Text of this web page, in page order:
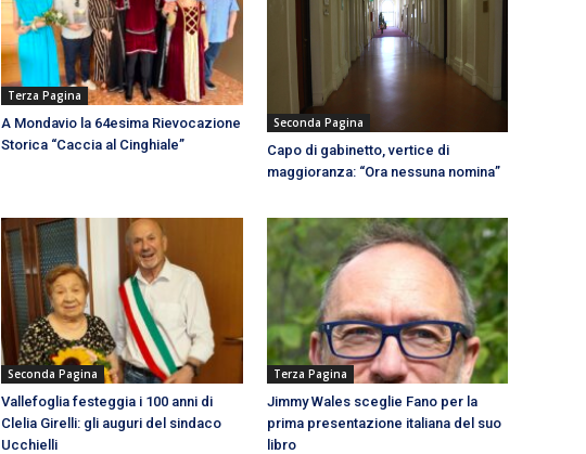
Terza Pagina
A Mondavio la 64esima Rievocazione
Storica “Caccia al Cinghiale”
Seconda Pagina
Capo di gabinetto, vertice di
maggioranza: “Ora nessuna nomina”
Seconda Pagina
Vallefoglia festeggia i 100 anni di
Clelia Girelli: gli auguri del sindaco
Ucchielli
Terza Pagina
Jimmy Wales sceglie Fano per la
prima presentazione italiana del suo
libro